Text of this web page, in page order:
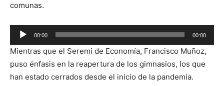
comunas.
Reproductor
de
audio
00:00 00:00
Mientras que el Seremi de Economía, Francisco Muñoz,
puso énfasis en la reapertura de los gimnasios, los que
han estado cerrados desde el inicio de la pandemia.